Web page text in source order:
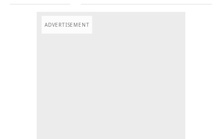
ADVERTISEMENT